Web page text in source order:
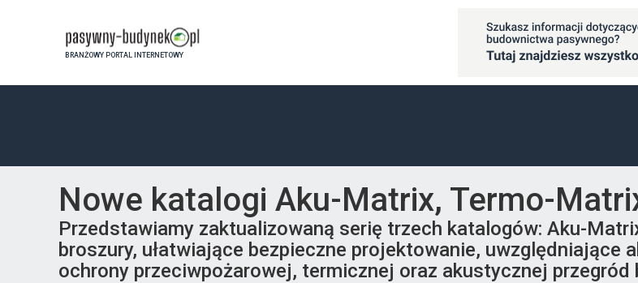
BRANŻOWY PORTAL INTERNETOWY
Nowe katalogi Aku-Matrix, Termo-
Przedstawiamy zaktualizowaną serię trzech katalogów: Aku-
broszury, ułatwiające bezpieczne projektowanie, uwzględniające
ochrony przeciwpożarowej, termicznej oraz akustycznej przegród